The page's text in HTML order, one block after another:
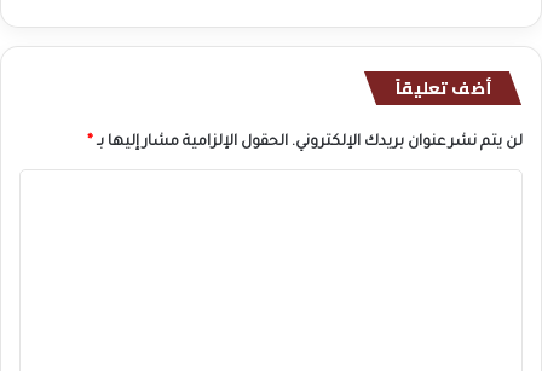
أضف تعليقاً
لن يتم نشر عنوان بريدك الإلكتروني. الحقول الإلزامية مشار إليها بـ *